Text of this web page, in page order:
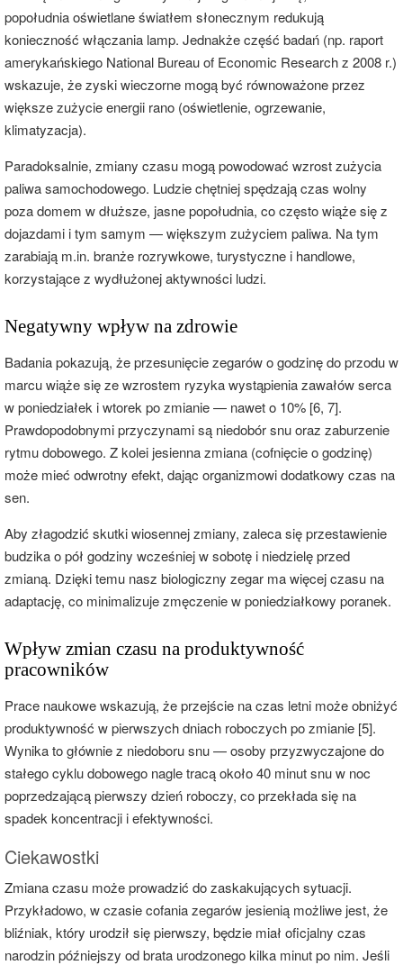
popołudnia oświetlane światłem słonecznym redukują
konieczność włączania lamp. Jednakże część badań (np. raport
amerykańskiego National Bureau of Economic Research z 2008 r.)
wskazuje, że zyski wieczorne mogą być równoważone przez
większe zużycie energii rano (oświetlenie, ogrzewanie,
klimatyzacja).
Paradoksalnie, zmiany czasu mogą powodować wzrost zużycia
paliwa samochodowego. Ludzie chętniej spędzają czas wolny
poza domem w dłuższe, jasne popołudnia, co często wiąże się z
dojazdami i tym samym — większym zużyciem paliwa. Na tym
zarabiają m.in. branże rozrywkowe, turystyczne i handlowe,
korzystające z wydłużonej aktywności ludzi.
Negatywny wpływ na zdrowie
Badania pokazują, że przesunięcie zegarów o godzinę do przodu w
marcu wiąże się ze wzrostem ryzyka wystąpienia zawałów serca
w poniedziałek i wtorek po zmianie — nawet o 10% [6, 7].
Prawdopodobnymi przyczynami są niedobór snu oraz zaburzenie
rytmu dobowego. Z kolei jesienna zmiana (cofnięcie o godzinę)
może mieć odwrotny efekt, dając organizmowi dodatkowy czas na
sen.
Aby złagodzić skutki wiosennej zmiany, zaleca się przestawienie
budzika o pół godziny wcześniej w sobotę i niedzielę przed
zmianą. Dzięki temu nasz biologiczny zegar ma więcej czasu na
adaptację, co minimalizuje zmęczenie w poniedziałkowy poranek.
Wpływ zmian czasu na produktywność
pracowników
Prace naukowe wskazują, że przejście na czas letni może obniżyć
produktywność w pierwszych dniach roboczych po zmianie [5].
Wynika to głównie z niedoboru snu — osoby przyzwyczajone do
stałego cyklu dobowego nagle tracą około 40 minut snu w noc
poprzedzającą pierwszy dzień roboczy, co przekłada się na
spadek koncentracji i efektywności.
Ciekawostki
Zmiana czasu może prowadzić do zaskakujących sytuacji.
Przykładowo, w czasie cofania zegarów jesienią możliwe jest, że
bliźniak, który urodził się pierwszy, będzie miał oficjalny czas
narodzin późniejszy od brata urodzonego kilka minut po nim. Jeśli